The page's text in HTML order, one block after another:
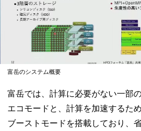
富岳のシステム概要
富岳では、計算に必要がない一部
エコモードと、計算を加速するた
ブーストモードを搭載しており、